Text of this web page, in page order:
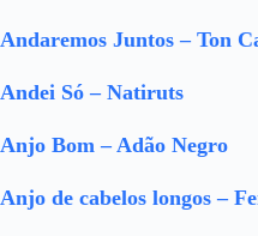
Andaremos Juntos – Ton
Andei Só – Natiruts
Anjo Bom – Adão Negro
Anjo de cabelos longos –